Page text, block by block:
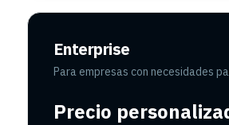
Enterprise
Para empresas con necesidades
Precio